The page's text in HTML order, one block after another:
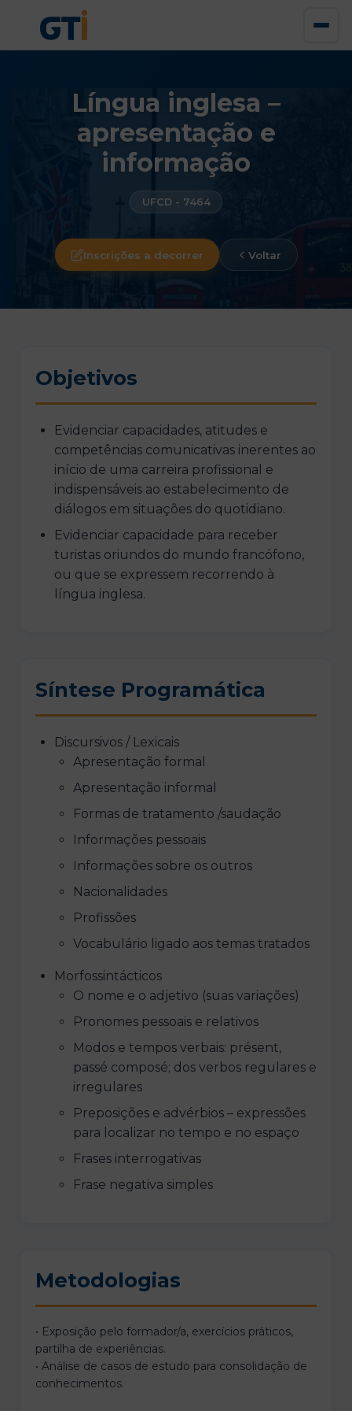
Língua inglesa –
apresentação e
informação
UFCD - 7464
Inscrições a decorrer Voltar
Objetivos
Evidenciar capacidades, atitudes e
competências comunicativas inerentes ao
início de uma carreira profissional e
indispensáveis ao estabelecimento de
diálogos em situações do quotidiano.
Evidenciar capacidade para receber
turistas oriundos do mundo francófono,
ou que se expressem recorrendo à
língua inglesa.
Síntese Programática
Discursivos / Lexicais
Apresentação formal
Apresentação informal
Formas de tratamento /saudação
Informações pessoais
Informações sobre os outros
Nacionalidades
Profissões
Vocabulário ligado aos temas tratados
Morfossintácticos
O nome e o adjetivo (suas variações)
Pronomes pessoais e relativos
Modos e tempos verbais: présent,
passé composé; dos verbos regulares e
irregulares
Preposições e advérbios – expressões
para localizar no tempo e no espaço
Frases interrogativas
Frase negativa simples
Metodologias
• Exposição pelo formador/a, exercícios práticos,
partilha de experiências.
• Análise de casos de estudo para consolidação de
conhecimentos.